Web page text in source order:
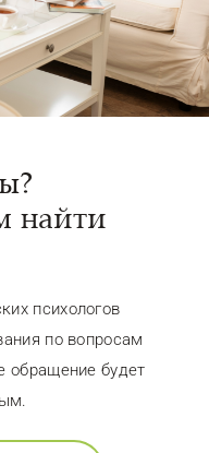
найти
психологов
по вопросам
обращение будет